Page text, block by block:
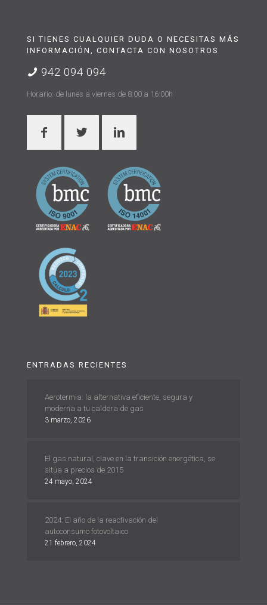
SI TIENES CUALQUIER DUDA O NECESITAS MÁS
INFORMACIÓN, CONTACTA CON NOSOTROS
942 094 094
Horario: de lunes a viernes de 8:00 a 16:00h
ENTRADAS RECIENTES
Aerotermia: la alternativa eficiente, segura y
moderna a tu caldera de gas
3 marzo, 2026
El gas natural, clave en la transición energética, se
sitúa a precios de 2015
24 mayo, 2024
2024: El año de la reactivación del
autoconsumo fotovoltaico
21 febrero, 2024